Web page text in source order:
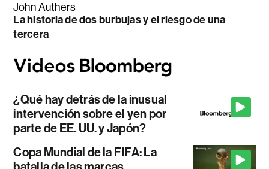
John Authers
La historia de dos burbujas y el riesgo de una
tercera
¿Qué hay detrás de la inusual
intervención sobre el yen por
parte de EE. UU. y Japón?
Copa Mundial de la FIFA: La